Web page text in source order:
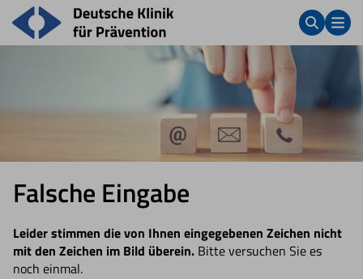
Falsche Eingabe
Leider stimmen die von Ihnen eingegebenen Zeichen nicht
mit den Zeichen im Bild überein. Bitte versuchen Sie es
noch einmal.